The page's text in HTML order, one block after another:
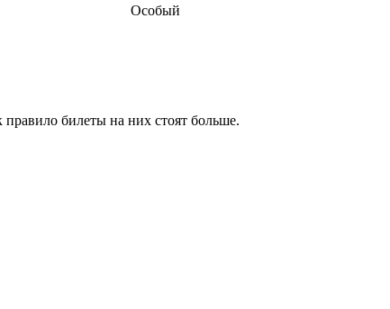
Особый
правило билеты на них стоят больше.